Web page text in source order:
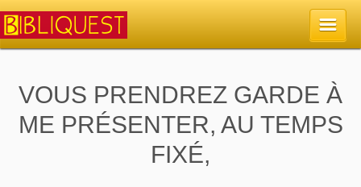
La Bible
VOUS PRENDREZ GARDE À
ME PRÉSENTER, AU TEMPS
FIXÉ,